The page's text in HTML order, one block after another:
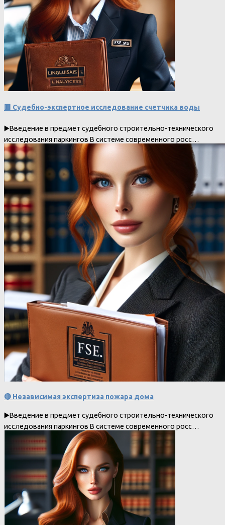
🟥 Судебно-экспертное исследование счетчика воды
▶️Введение в предмет судебного строительно-технического
исследования паркингов В системе современного росс…
🔴 Независимая экспертиза пожара дома
▶️Введение в предмет судебного строительно-технического
исследования паркингов В системе современного росс…